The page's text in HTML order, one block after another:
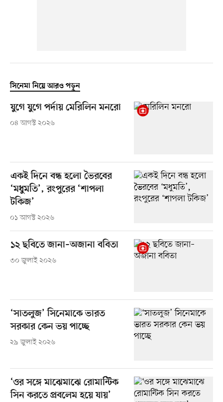
সিনেমা নিয়ে আরও পড়ুন
যুগে যুগে পর্দায় মেরিলিন মনরো
০৪ আগস্ট ২০২৬
একই দিনে বন্ধ হলো ভৈরবের
‘মধুমতি’, রংপুরের ‘শাপলা
টকিজ’
০১ আগস্ট ২০২৬
১২ ছবিতে জানা–অজানা ববিতা
৩০ জুলাই ২০২৬
‘সাতলুজ’ সিনেমাকে ভারত
সরকার কেন ভয় পাচ্ছে
২৯ জুলাই ২০২৬
‘ওর সঙ্গে মাঝেমাঝে রোমান্টিক
সিন করতে প্রবলেম হয়ে যায়’